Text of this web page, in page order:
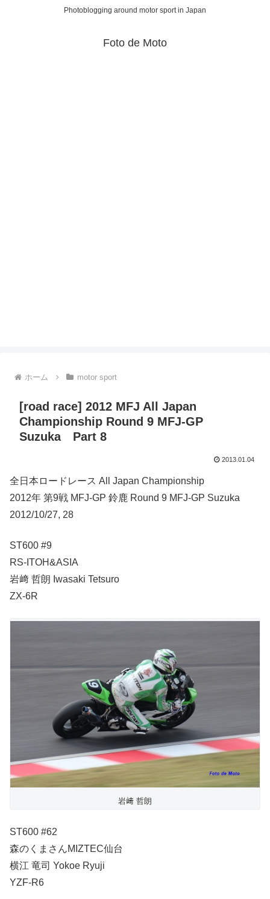
Photoblogging around motor sport in Japan
Foto de Moto
ホーム motor sport
[road race] 2012 MFJ All Japan
Championship Round 9 MFJ-GP
Suzuka Part 8
2013.01.04
全日本ロードレース All Japan Championship
2012年 第9戦 MFJ-GP 鈴鹿 Round 9 MFJ-GP Suzuka
2012/10/27, 28
ST600 #9
RS-ITOH&ASIA
岩﨑 哲朗 Iwasaki Tetsuro
ZX-6R
岩﨑 哲朗
ST600 #62
森のくまさんMIZTEC仙台
横江 竜司 Yokoe Ryuji
YZF-R6